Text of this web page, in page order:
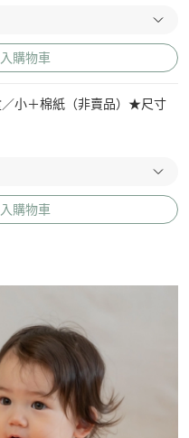
購物車
／小＋棉紙（非賣品）★尺寸
購物車